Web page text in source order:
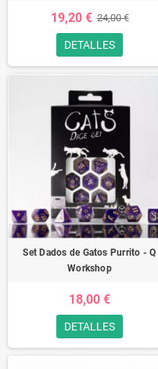
19,20 € 24,00 €
DETALLES
Set Dados de Gatos Purrito - Q
Workshop
18,00 €
DETALLES